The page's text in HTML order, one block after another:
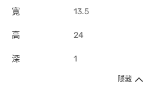
寬 13.5
高 24
深 1
隱藏